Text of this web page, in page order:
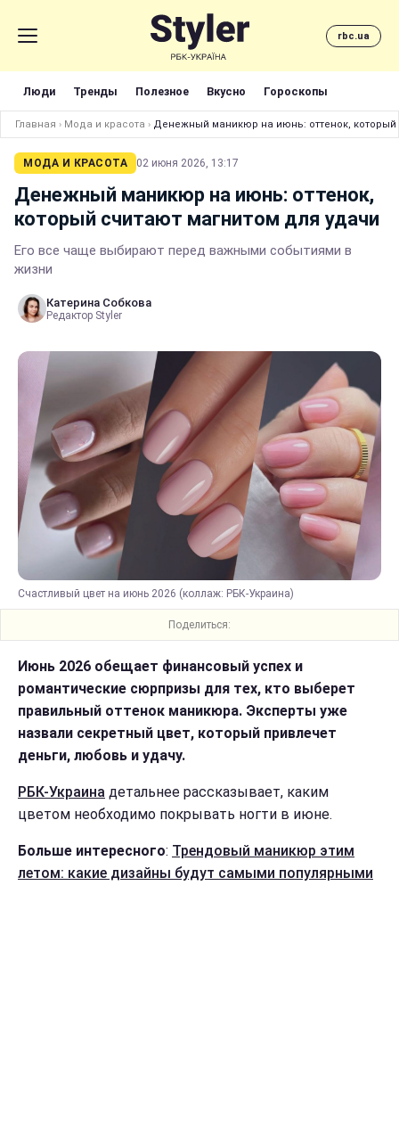
rbc.ua
Люди Тренды Полезное Вкусно Гороскопы
Главная › Мода и красота › Денежный маникюр на июнь: оттенок, который
МОДА И КРАСОТА 02 июня 2026, 13:17
Денежный маникюр на июнь: оттенок,
который считают магнитом для удачи
Его все чаще выбирают перед важными событиями в
жизни
Катерина Собкова
Редактор Styler
Счастливый цвет на июнь 2026 (коллаж: РБК-Украина)
Поделиться:
Июнь 2026 обещает финансовый успех и
романтические сюрпризы для тех, кто выберет
правильный оттенок маникюра. Эксперты уже
назвали секретный цвет, который привлечет
деньги, любовь и удачу.
РБК-Украина детальнее рассказывает, каким
цветом необходимо покрывать ногти в июне.
Больше интересного: Трендовый маникюр этим
летом: какие дизайны будут самыми популярными